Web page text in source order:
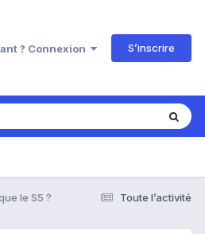
? Connexion S’inscrire
Toute l’activité
le S5 ?